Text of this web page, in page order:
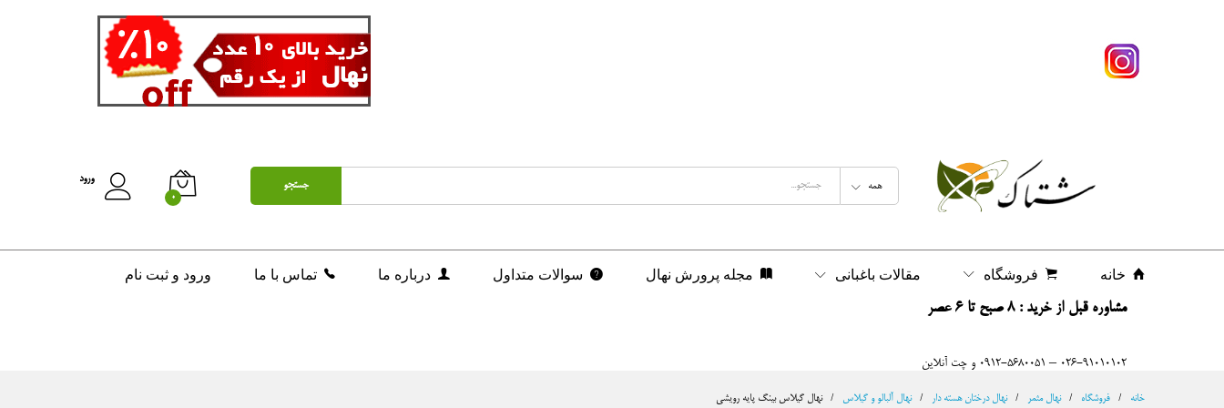
همه جستجو
0
ورود
خانه فروشگاه مقالات باغبانی مجله پرورش نهال سوالات متداول درباره ما تماس با ما ورود و ثبت نام
مشاوره قبل از خرید : 8 صبح تا 6 عصر
026-91010102 – 0912-5680051 و چت آنلاین
خانه / فروشگاه / نهال مثمر / نهال درختان هسته دار / نهال آلبالو و گیلاس / نهال گیلاس بینگ پایه رویشی
تومان200,000 افزودن به سبد خرید